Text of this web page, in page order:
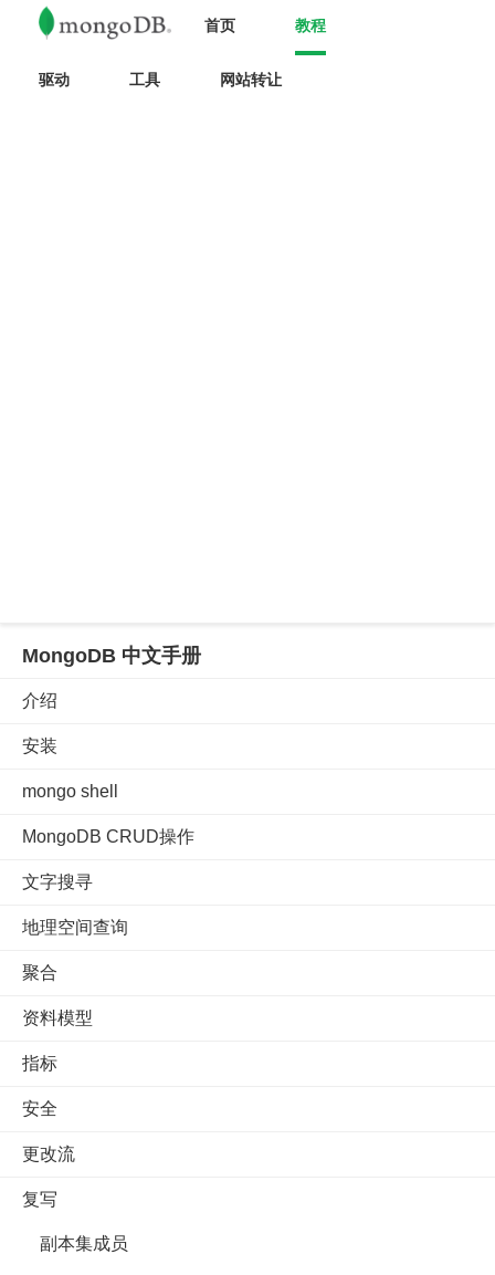
首页 教程
驱动 工具 网站转让
MongoDB 中文手册
介绍
安装
mongo shell
MongoDB CRUD操作
文字搜寻
地理空间查询
聚合
资料模型
指标
安全
更改流
复写
副本集成员